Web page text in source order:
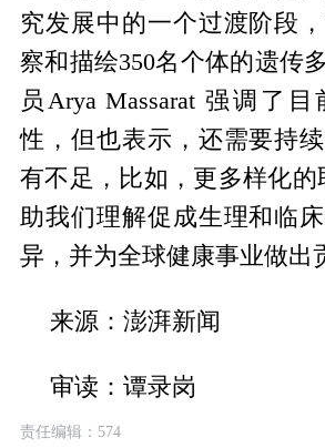
究发展中的一个过渡阶段
察和描绘350名个体的遗传
员Arya Massarat 强调了
性，但也表示，还需要持
有不足，比如，更多样化的
助我们理解促成生理和临
异，并为全球健康事业做出
来源：澎湃新闻
审读：谭录岗
责任编辑：574